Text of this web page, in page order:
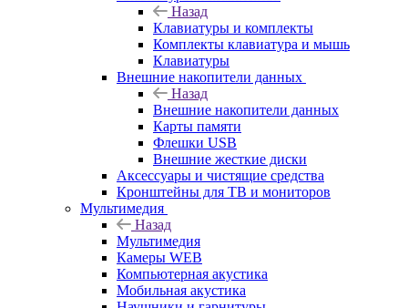
Назад
Клавиатуры и комплекты
Комплекты клавиатура и мышь
Клавиатуры
Внешние накопители данных
Назад
Внешние накопители данных
Карты памяти
Флешки USB
Внешние жесткие диски
Аксессуары и чистящие средства
Кронштейны для ТВ и мониторов
Мультимедия
Назад
Мультимедия
Камеры WEB
Компьютерная акустика
Мобильная акустика